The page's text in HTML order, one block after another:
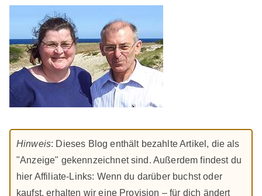
Hinweis: Dieses Blog enthält bezahlte Artikel, die als
"Anzeige" gekennzeichnet sind. Außerdem findest du
hier Affiliate-Links: Wenn du darüber buchst oder
kaufst, erhalten wir eine Provision – für dich ändert